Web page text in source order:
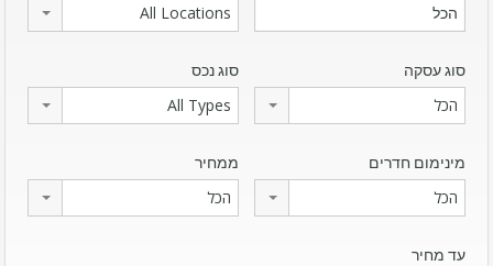
All Locations
סוג עסקה
הכל
סוג נכס
All Types
מינימום חדרים
הכל
ממחיר
הכל
עד מחיר